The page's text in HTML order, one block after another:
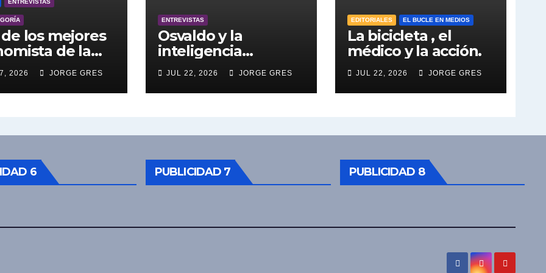
los mejores
de la
engalana
Gustavo
en vivo
2026 JORGE GRES
ENTREVISTAS
Osvaldo y la
inteligencia
artificial.
JUL 22, 2026 JORGE GRES
EDITORIALES EL BUCLE EN MEDIOS
La bicicleta , el
médico y la acción.
JUL 22, 2026 JORGE GRES
6 PUBLICIDAD 7 PUBLICIDAD 8